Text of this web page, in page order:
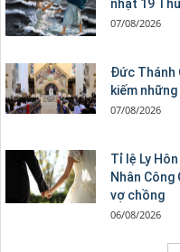
nhật 19
07/08/2026
Đức Thánh
kiếm
07/08/2026
Tỉ lệ Ly
Nhân
vợ chồng
06/08/2026